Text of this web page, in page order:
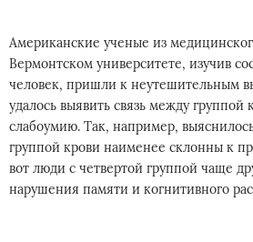
Американские ученые из
Вермонтском университете, изучив
человек, пришли к неутешительным
удалось выявить связь между
слабоумию. Так, например,
группой крови наименее склонны к
вот люди с четвертой группой чаще
нарушения памяти и когнитивного